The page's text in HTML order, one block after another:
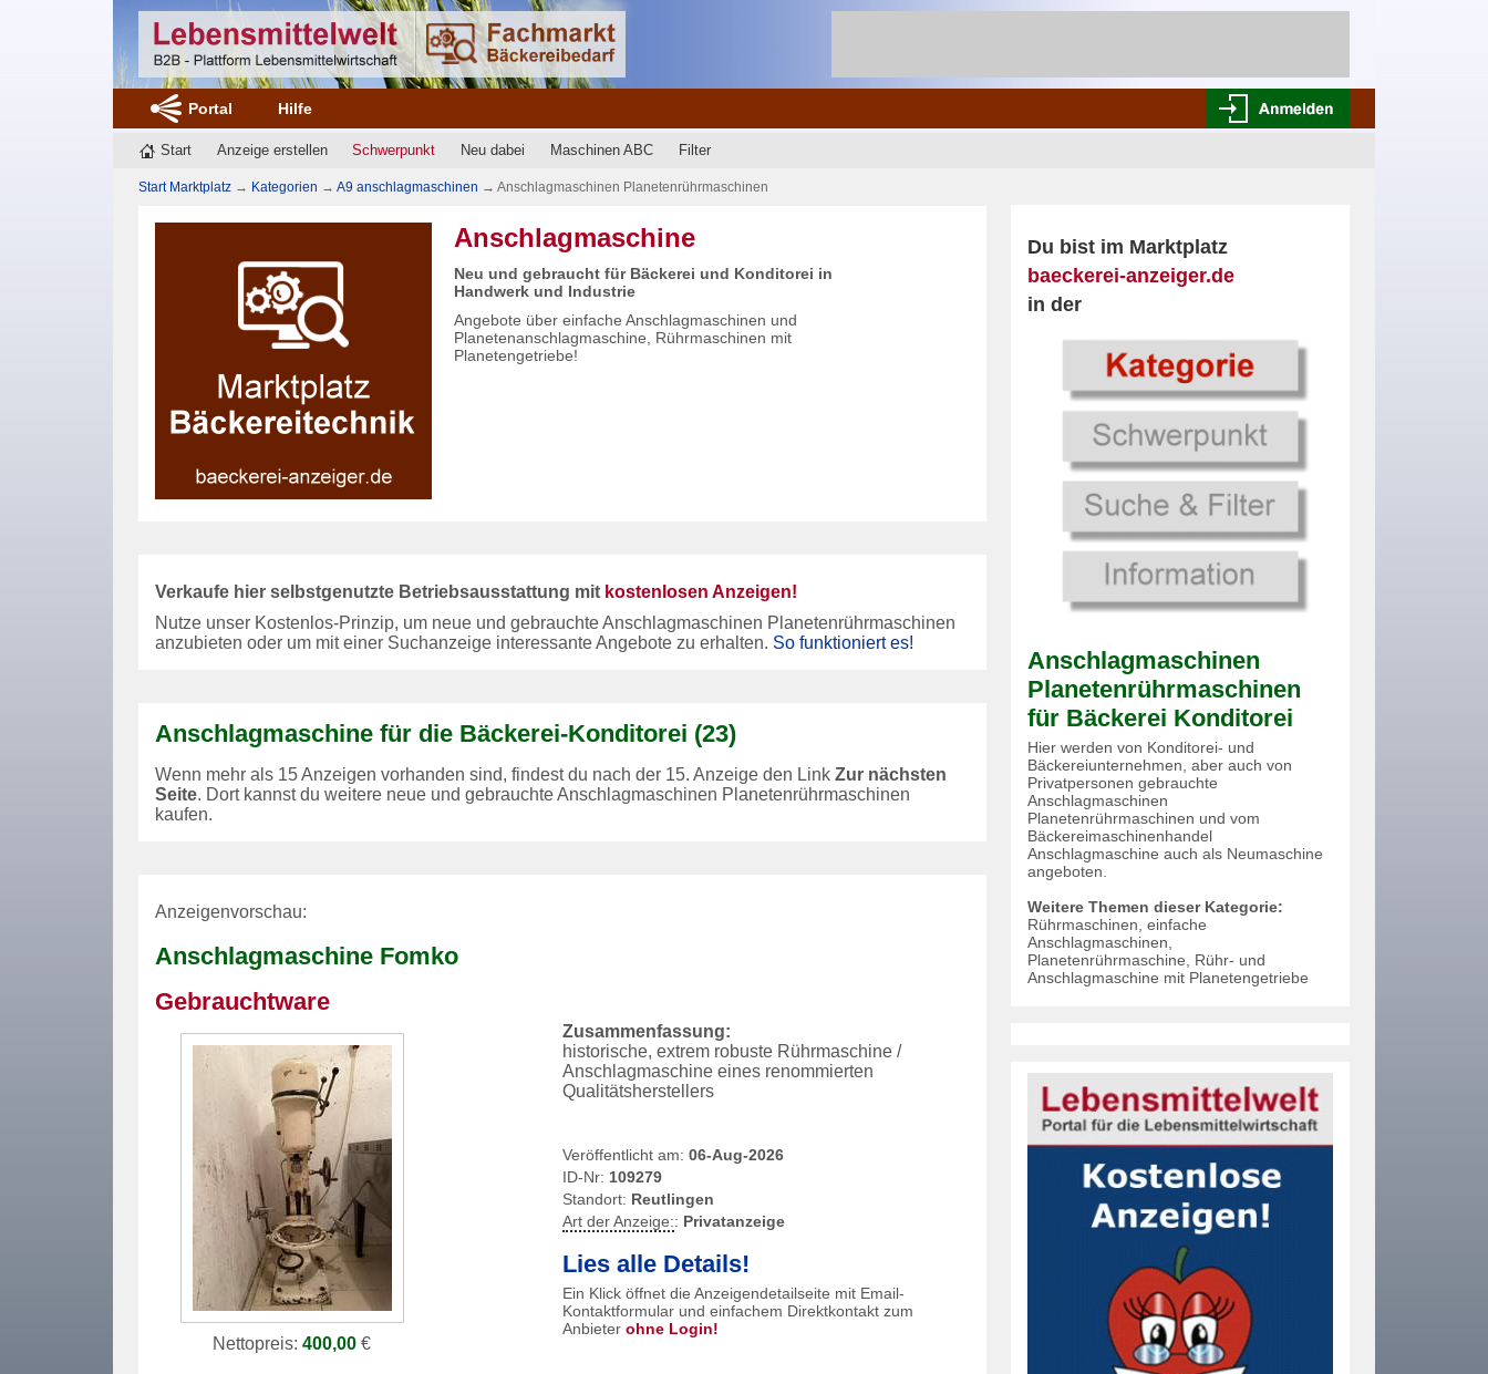
Portal Hilfe
Start Anzeige erstellen Schwerpunkt Neu dabei Maschinen ABC Filter
Du bist im Marktplatz
baeckerei-anzeiger.de
in der
Anschlagmaschinen
Planetenrührmaschinen
für Bäckerei Konditorei
Hier werden von Konditorei- und
Bäckereiunternehmen, aber auch von
Privatpersonen gebrauchte
Anschlagmaschinen
Planetenrührmaschinen und vom
Bäckereimaschinenhandel
Anschlagmaschine auch als Neumaschine
angeboten.
Weitere Themen dieser Kategorie:
Rührmaschinen, einfache
Anschlagmaschinen,
Planetenrührmaschine, Rühr- und
Anschlagmaschine mit Planetengetriebe
Start Marktplatz → Kategorien → A9 anschlagmaschinen → Anschlagmaschinen Planetenrührmaschinen
Anschlagmaschine
Neu und gebraucht für Bäckerei und Konditorei in
Handwerk und Industrie
Angebote über einfache Anschlagmaschinen und
Planetenanschlagmaschine, Rührmaschinen mit
Planetengetriebe!
Verkaufe hier selbstgenutzte Betriebsausstattung mit kostenlosen Anzeigen!
Nutze unser Kostenlos-Prinzip, um neue und gebrauchte Anschlagmaschinen Planetenrührmaschinen
anzubieten oder um mit einer Suchanzeige interessante Angebote zu erhalten. So funktioniert es!
Anschlagmaschine für die Bäckerei-Konditorei (23)
Wenn mehr als 15 Anzeigen vorhanden sind, findest du nach der 15. Anzeige den Link Zur nächsten
Seite. Dort kannst du weitere neue und gebrauchte Anschlagmaschinen Planetenrührmaschinen
kaufen.
Anzeigenvorschau:
Anschlagmaschine Fomko
Gebrauchtware
Nettopreis:400,00 €
Zusammenfassung:
historische, extrem robuste Rührmaschine /
Anschlagmaschine eines renommierten
Qualitätsherstellers
Veröffentlicht am: 06-Aug-2026
ID-Nr: 109279
Standort: Reutlingen
Art der Anzeige:: Privatanzeige
Lies alle Details!
Ein Klick öffnet die Anzeigendetailseite mit Email-
Kontaktformular und einfachem Direktkontakt zum
Anbieter ohne Login!